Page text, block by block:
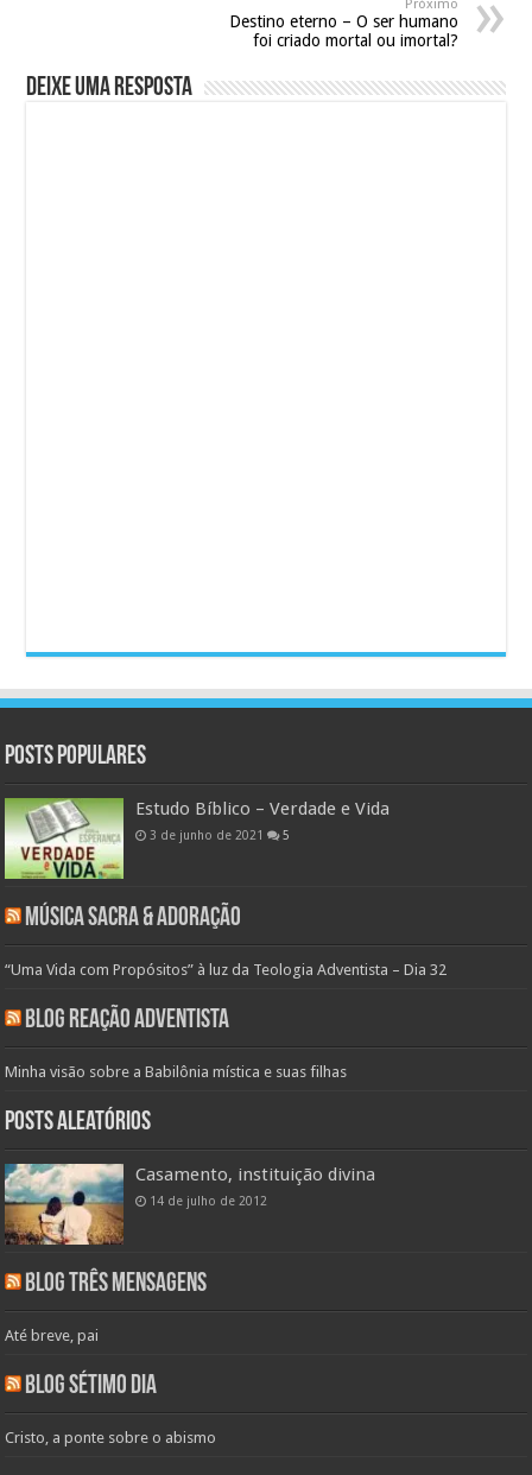
Próximo
Destino eterno – O ser humano
foi criado mortal ou imortal?
Deixe uma resposta
Posts populares
Estudo Bíblico – Verdade e Vida
3 de junho de 2021 5
Música Sacra & Adoração
“Uma Vida com Propósitos” à luz da Teologia Adventista – Dia 32
Blog Reação Adventista
Minha visão sobre a Babilônia mística e suas filhas
Posts aleatórios
Casamento, instituição divina
14 de julho de 2012
Blog Três Mensagens
Até breve, pai
Blog Sétimo Dia
Cristo, a ponte sobre o abismo